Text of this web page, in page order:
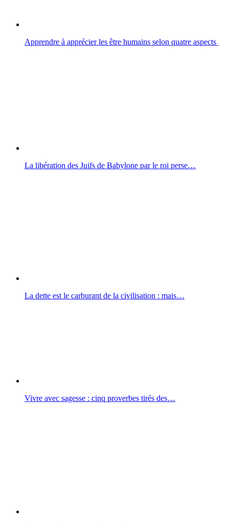
Apprendre à apprécier les être humains selon quatre aspects
La libération des Juifs de Babylone par le roi perse…
La dette est le carburant de la civilisation : mais…
Vivre avec sagesse : cinq proverbes tirés des…